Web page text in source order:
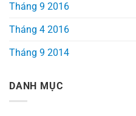
Tháng 9 2016
Tháng 4 2016
Tháng 9 2014
DANH MỤC